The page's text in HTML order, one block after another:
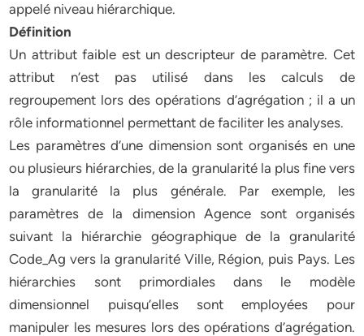
appelé niveau hiérarchique.
Définition
Un attribut faible est un descripteur de paramètre. Cet
attribut n’est pas utilisé dans les calculs de
regroupement lors des opérations d’agrégation ; il a un
rôle informationnel permettant de faciliter les analyses.
Les paramètres d’une dimension sont organisés en une
ou plusieurs hiérarchies, de la granularité la plus fine vers
la granularité la plus générale. Par exemple, les
paramètres de la dimension Agence sont organisés
suivant la hiérarchie géographique de la granularité
Code_Ag vers la granularité Ville, Région, puis Pays. Les
hiérarchies sont primordiales dans le modèle
dimensionnel puisqu’elles sont employées pour
manipuler les mesures lors des opérations d’agrégation.